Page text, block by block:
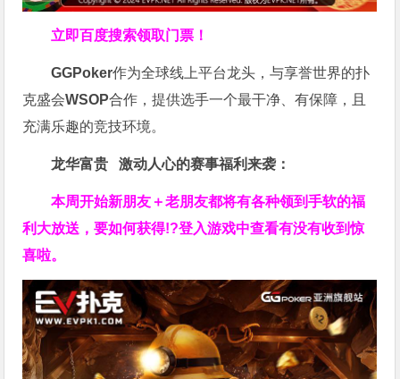
立即百度搜索领取门票！
GGPoker作为全球线上平台龙头，与享誉世界的扑
克盛会WSOP合作，提供选手一个最干净、有保障，且
充满乐趣的竞技环境。
龙华富贵 激动人心的赛事福利来袭：
本周开始新朋友＋老朋友都将有各种领到手软的福
利大放送，要如何获得!?登入游戏中查看有没有收到惊
喜啦。